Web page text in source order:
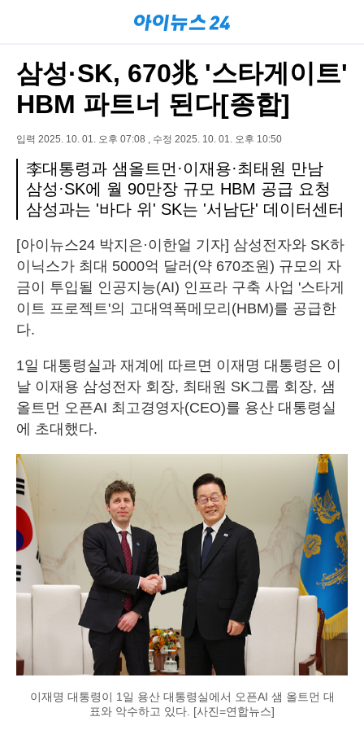
삼성·SK, 670兆 '스타게이트'
HBM 파트너 된다[종합]
입력 2025. 10. 01. 오후 07:08 , 수정 2025. 10. 01. 오후 10:50
李대통령과 샘올트먼·이재용·최태원 만남
삼성·SK에 월 90만장 규모 HBM 공급 요청
삼성과는 '바다 위' SK는 '서남단' 데이터센터
[아이뉴스24 박지은·이한얼 기자] 삼성전자와 SK하
이닉스가 최대 5000억 달러(약 670조원) 규모의 자
금이 투입될 인공지능(AI) 인프라 구축 사업 '스타게
이트 프로젝트'의 고대역폭메모리(HBM)를 공급한
다.
1일 대통령실과 재계에 따르면 이재명 대통령은 이
날 이재용 삼성전자 회장, 최태원 SK그룹 회장, 샘
올트먼 오픈AI 최고경영자(CEO)를 용산 대통령실
에 초대했다.
이재명 대통령이 1일 용산 대통령실에서 오픈AI 샘 올트먼 대
표와 악수하고 있다. [사진=연합뉴스]